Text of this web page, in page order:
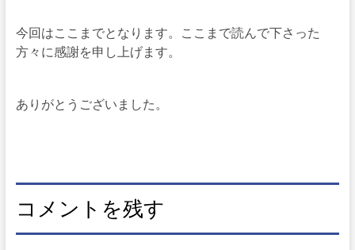
今回はここまでとなります。ここまで読んで下さった
方々に感謝を申し上げます。
ありがとうございました。
コメントを残す